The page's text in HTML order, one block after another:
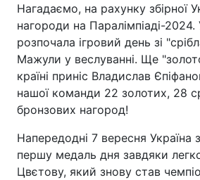
Нагадаємо, на рахунку збірної
нагороди на Паралімпіаді-2024.
розпочала ігровий день зі
Мажули у веслуванні. Ще
країні приніс Владислав
нашої команди 22 золотих, 28
бронзових нагород!
Напередодні 7 вересня Україна
першу медаль дня завдяки
Цвєтову, який знову став